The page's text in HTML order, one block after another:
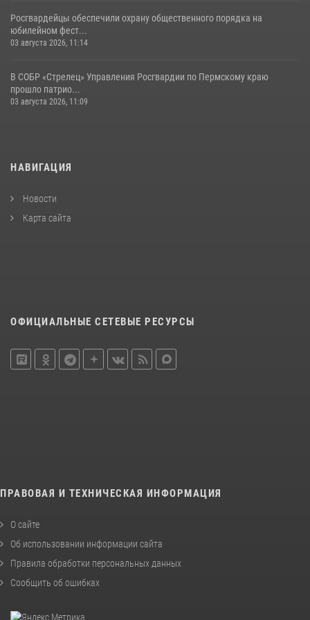
Росгвардейцы обеспечили охрану общественного порядка на
юбилейном фест...
03 августа 2026, 11:14
В СОБР «Стрелец» Управления Росгвардии по Пермскому краю
прошло патрио...
03 августа 2026, 11:09
НАВИГАЦИЯ
Новости
Карта сайта
ОФИЦИАЛЬНЫЕ СЕТЕВЫЕ РЕСУРСЫ
ПРАВОВАЯ И ТЕХНИЧЕСКАЯ ИНФОРМАЦИЯ
О сайте
Об использовании информации сайта
Правила обработки персональных данных
Сообщить об ошибках